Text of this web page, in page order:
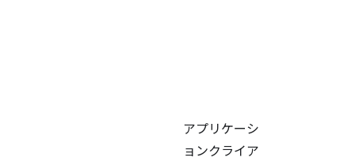
アプリケーシ
ョンクライア